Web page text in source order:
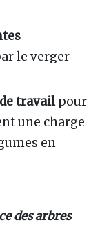
le verger
travailpour
une charge
en
des arbres